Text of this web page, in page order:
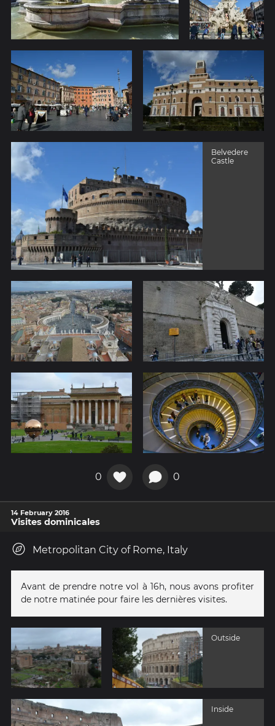
Belvedere
Castle
0 0
14 February 2016
Visites dominicales
Metropolitan City of Rome, Italy
Avant de prendre notre vol à 16h, nous avons profiter
de notre matinée pour faire les dernières visites.
Outside
Inside